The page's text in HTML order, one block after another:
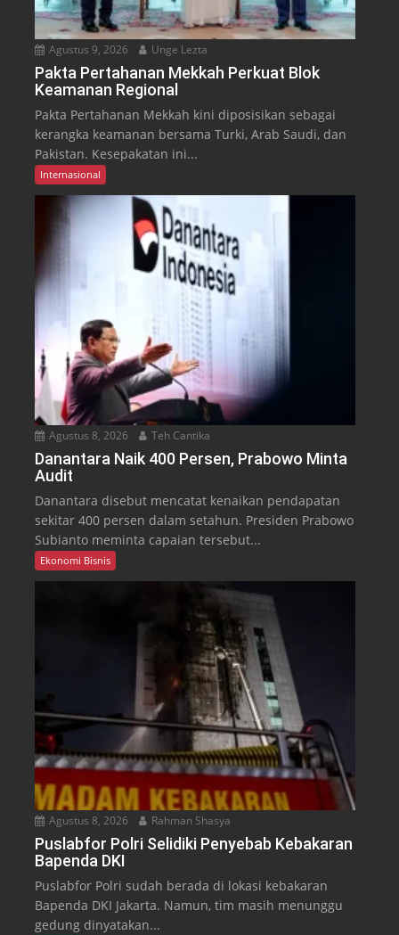
Agustus 9, 2026 Unge Lezta
Pakta Pertahanan Mekkah Perkuat Blok
Keamanan Regional
Pakta Pertahanan Mekkah kini diposisikan sebagai
kerangka keamanan bersama Turki, Arab Saudi, dan
Pakistan. Kesepakatan ini...
Internasional
Agustus 8, 2026 Teh Cantika
Danantara Naik 400 Persen, Prabowo Minta
Audit
Danantara disebut mencatat kenaikan pendapatan
sekitar 400 persen dalam setahun. Presiden Prabowo
Subianto meminta capaian tersebut...
Ekonomi Bisnis
Agustus 8, 2026 Rahman Shasya
Puslabfor Polri Selidiki Penyebab Kebakaran
Bapenda DKI
Puslabfor Polri sudah berada di lokasi kebakaran
Bapenda DKI Jakarta. Namun, tim masih menunggu
gedung dinyatakan...